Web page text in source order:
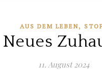
AUS DEM LEBEN,
Neues
11. August 2024